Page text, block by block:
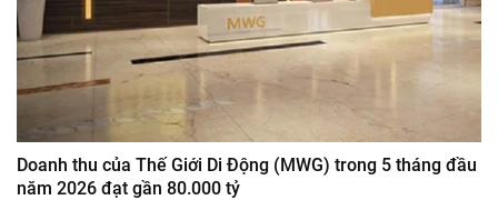
Doanh thu của Thế Giới Di Động (MWG) trong 5 tháng đầu
năm 2026 đạt gần 80.000 tỷ